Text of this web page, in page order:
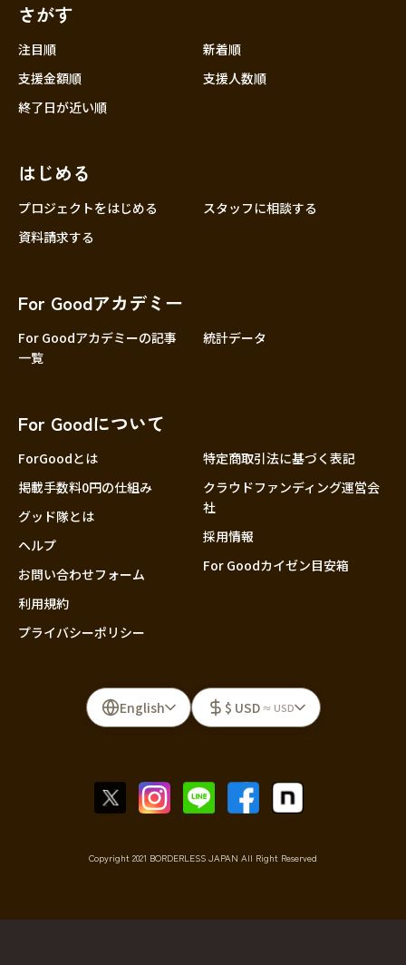
さがす
注目順
新着順
支援金額順
支援人数順
終了日が近い順
はじめる
プロジェクトをはじめる
スタッフに相談する
資料請求する
For Goodアカデミー
For Goodアカデミーの記事
一覧
統計データ
For Goodについて
ForGoodとは
掲載手数料0円の仕組み
グッド隊とは
ヘルプ
お問い合わせフォーム
利用規約
プライバシーポリシー
特定商取引法に基づく表記
クラウドファンディング運営会
社
採用情報
For Goodカイゼン目安箱
English $ USD ≈ USD
Copyright 2021 BORDERLESS JAPAN All Right Reserved